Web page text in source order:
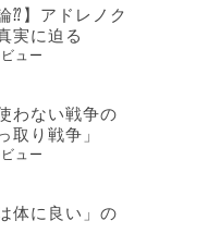
⁇】アドレノク
実に迫る
ュー
わない戦争の
取り戦争」
ュー
体に良い」の